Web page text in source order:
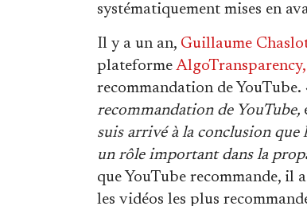
systématiquement mises en
Il y a un an, Guillaume
plateforme AlgoTransparency,
recommandation de YouTube.
recommandation de YouTube,
suis arrivé à la conclusion
un rôle important dans la
que YouTube recommande, il
les vidéos les plus